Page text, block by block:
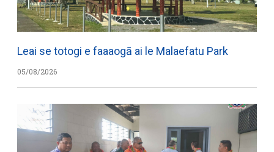
Leai se totogi e faaaogā ai le Malaefatu Park
05/08/2026